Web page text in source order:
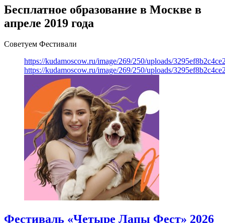
Бесплатное образование в Москве в
апреле 2019 года
Советуем Фестивали
https://kudamoscow.ru/image/269/250/uploads/
https://kudamoscow.ru/image/269/250/uploads/
Фестиваль «Четыре Лапы Фест» 2026